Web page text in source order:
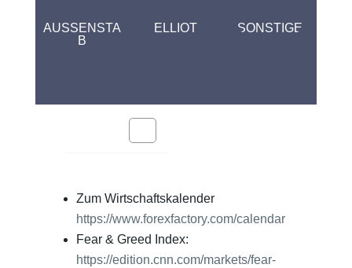
AUSSENSTA
B
ELLIOT SONSTIGE
Zum Wirtschaftskalender
https://www.forexfactory.com/calendar
Fear & Greed Index:
https://edition.cnn.com/markets/fear-